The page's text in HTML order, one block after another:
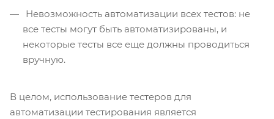
Невозможность автоматизации всех тестов: не
все тесты могут быть автоматизированы, и
некоторые тесты все еще должны проводиться
вручную.
В целом, использование тестеров для
автоматизации тестирования является